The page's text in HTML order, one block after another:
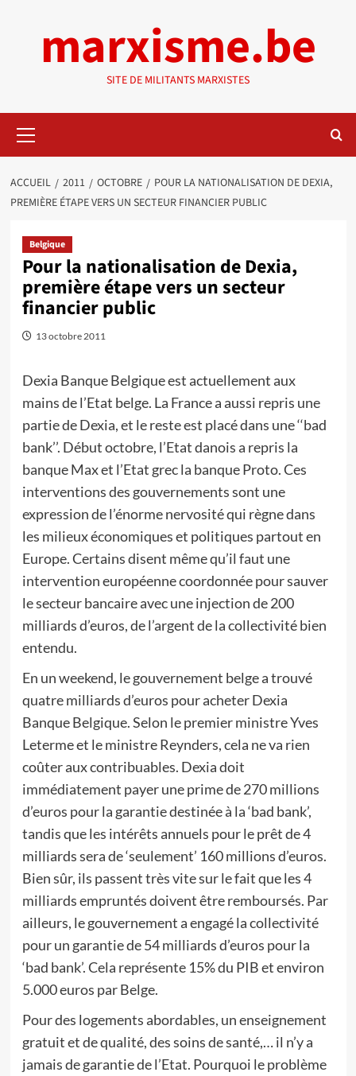
marxisme.be
SITE DE MILITANTS MARXISTES
principal
ACCUEIL 2011 OCTOBRE
POUR LA NATIONALISATION DE DEXIA,
PREMIÈRE ÉTAPE VERS UN SECTEUR FINANCIER PUBLIC
Belgique
Pour la nationalisation de Dexia,
première étape vers un secteur
financier public
13 octobre 2011
Dexia Banque Belgique est actuellement aux
mains de l’Etat belge. La France a aussi repris une
partie de Dexia, et le reste est placé dans une ‘‘bad
bank’’. Début octobre, l’Etat danois a repris la
banque Max et l’Etat grec la banque Proto. Ces
interventions des gouvernements sont une
expression de l’énorme nervosité qui règne dans
les milieux économiques et politiques partout en
Europe. Certains disent même qu’il faut une
intervention européenne coordonnée pour sauver
le secteur bancaire avec une injection de 200
milliards d’euros, de l’argent de la collectivité bien
entendu.
En un weekend, le gouvernement belge a trouvé
quatre milliards d’euros pour acheter Dexia
Banque Belgique. Selon le premier ministre Yves
Leterme et le ministre Reynders, cela ne va rien
coûter aux contribuables. Dexia doit
immédiatement payer une prime de 270 millions
d’euros pour la garantie destinée à la ‘bad bank’,
tandis que les intérêts annuels pour le prêt de 4
milliards sera de ‘seulement’ 160 millions d’euros.
Bien sûr, ils passent très vite sur le fait que les 4
milliards empruntés doivent être remboursés. Par
ailleurs, le gouvernement a engagé la collectivité
pour un garantie de 54 milliards d’euros pour la
‘bad bank’. Cela représente 15% du PIB et environ
5.000 euros par Belge.
Pour des logements abordables, un enseignement
gratuit et de qualité, des soins de santé,… il n’y a
jamais de garantie de l’Etat. Pourquoi le problème